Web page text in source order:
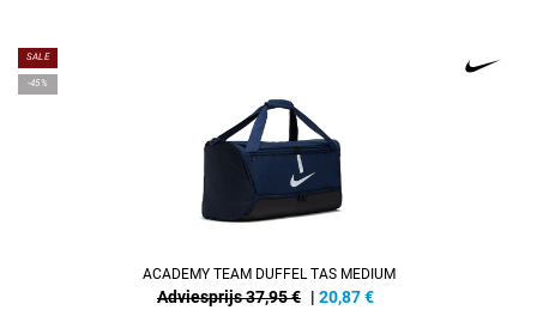
SALE
-45%
ACADEMY TEAM DUFFEL TAS MEDIUM
Adviesprijs 37,95 € | 20,87€